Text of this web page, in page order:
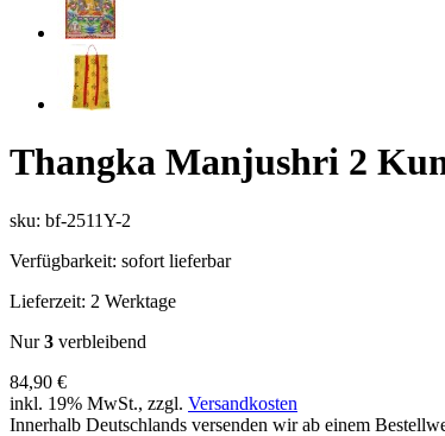
Thangka Manjushri 2
sku: bf-2511Y-2
Verfügbarkeit: sofort lieferbar
Lieferzeit: 2 Werktage
Nur3 verbleibend
84,90 €
inkl. 19% MwSt., zzgl. Versandkosten
Innerhalb Deutschlands versenden wir ab einem